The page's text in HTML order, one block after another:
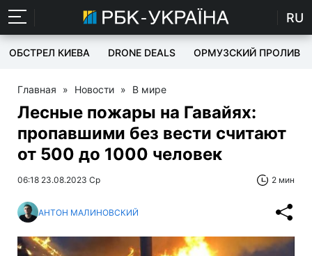
RU
ОБСТРЕЛ КИЕВА DRONE DEALS ОРМУЗСКИЙ ПРОЛИВ
Главная » Новости » В мире
Лесные пожары на Гавайях:
пропавшими без вести считают
от 500 до 1000 человек
06:18 23.08.2023 Ср 2 мин
АНТОН МАЛИНОВСКИЙ